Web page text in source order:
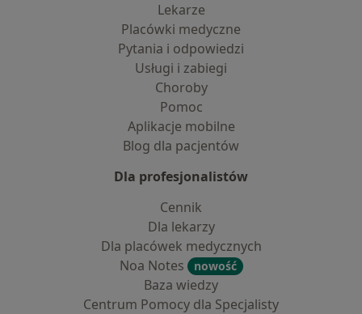
Lekarze
Placówki medyczne
Pytania i odpowiedzi
Usługi i zabiegi
Choroby
Pomoc
Aplikacje mobilne
Blog dla pacjentów
Dla profesjonalistów
Cennik
Dla lekarzy
Dla placówek medycznych
Noa Notes
nowość
Baza wiedzy
Centrum Pomocy dla Specjalisty